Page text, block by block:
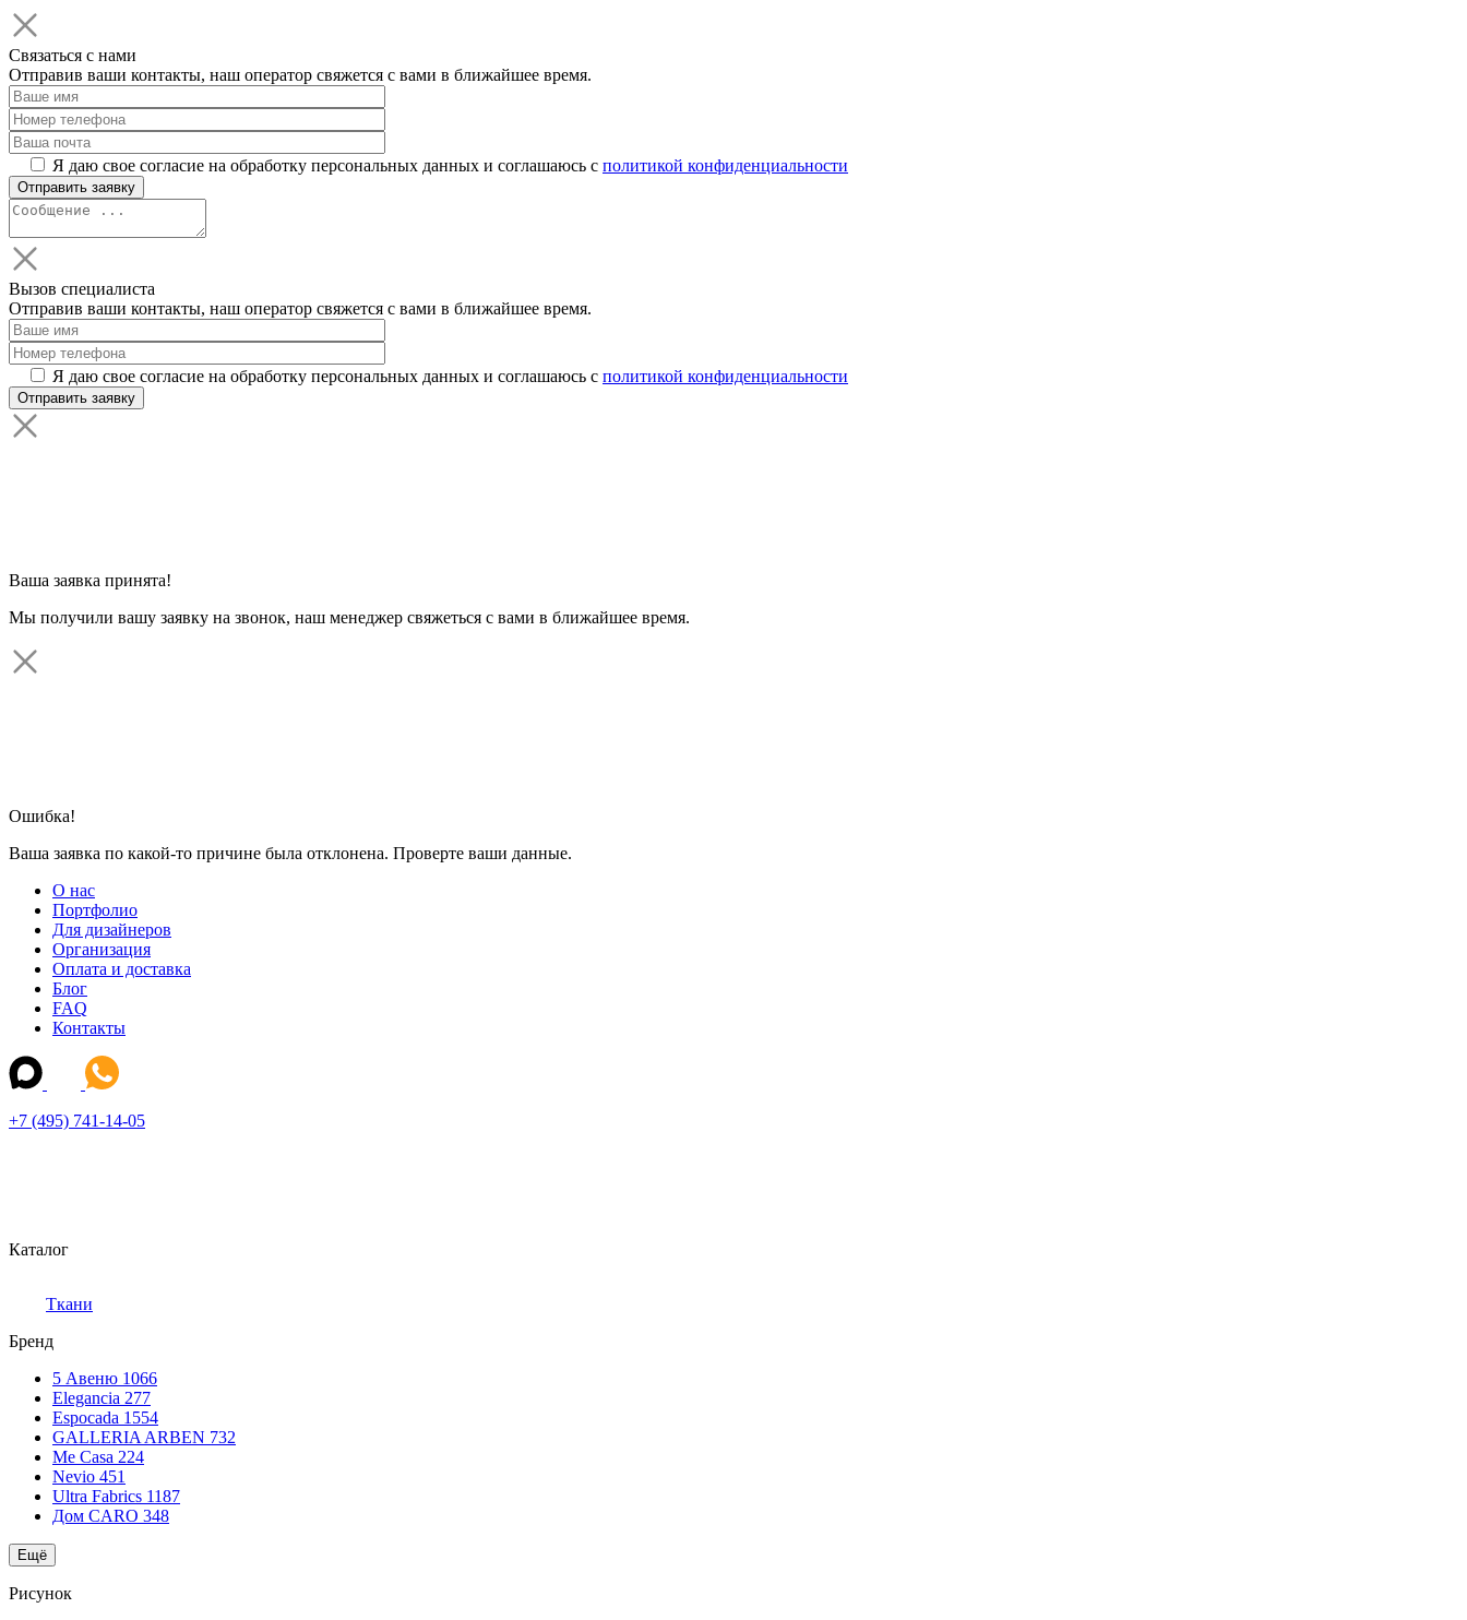
Связаться с нами
Отправив ваши контакты, наш оператор свяжется с вами в ближайшее время.
Я даю свое согласие на обработку персональных данных и соглашаюсь с политикой конфиденциальности
Вызов специалиста
Отправив ваши контакты, наш оператор свяжется с вами в ближайшее время.
Я даю свое согласие на обработку персональных данных и соглашаюсь с политикой конфиденциальности
Ваша заявка принята!
Мы получили вашу заявку на звонок, наш менеджер свяжеться с вами в ближайшее время.
Ошибка!
Ваша заявка по какой-то причине была отклонена. Проверте ваши данные.
О нас
Портфолио
Для дизайнеров
Организация
Оплата и доставка
Блог
FAQ
Контакты
+7 (495) 741-14-05
Каталог
Ткани
Бренд
5 Авеню 1066
Elegancia 277
Espocada 1554
GALLERIA ARBEN 732
Me Casa 224
Nevio 451
Ultra Fabrics 1187
Дом CARO 348
Ещё
Рисунок